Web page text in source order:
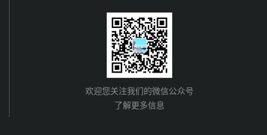
欢迎您关注我们的微信公众号
了解更多信息